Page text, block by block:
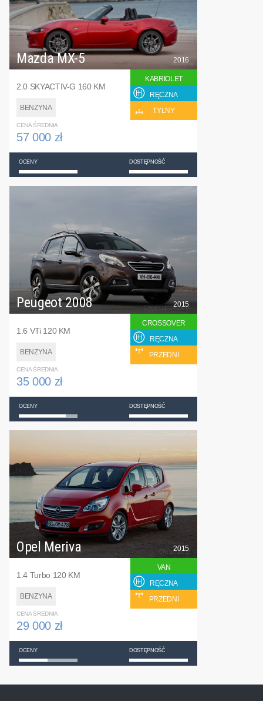
Mazda MX-5
2.0 SKYACTIV-G 160 KM
BENZYNA
2016
KABRIOLET
RĘCZNA
TYLNY
CENA ŚREDNIA
57 000 zł
OCENY DOSTĘPNOŚĆ
Peugeot 2008
1.6 VTi 120 KM
BENZYNA
2015
CROSSOVER
RĘCZNA
PRZEDNI
CENA ŚREDNIA
35 000 zł
OCENY DOSTĘPNOŚĆ
Opel Meriva
1.4 Turbo 120 KM
BENZYNA
2015
VAN
RĘCZNA
PRZEDNI
CENA ŚREDNIA
29 000 zł
OCENY DOSTĘPNOŚĆ